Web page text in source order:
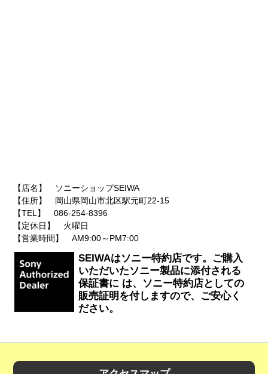
【店名】 ソニーショップSEIWA
【住所】 岡山県岡山市北区駅元町22-15
【TEL】 086-254-8396
【定休日】 火曜日
【営業時間】 AM9:00～PM7:00
SEIWAはソニー特約店です。ご購入
いただいたソニー製品に添付される
保証書に は、ソニー特約店としての
販売証明を付しますので、ご安心く
ださい。